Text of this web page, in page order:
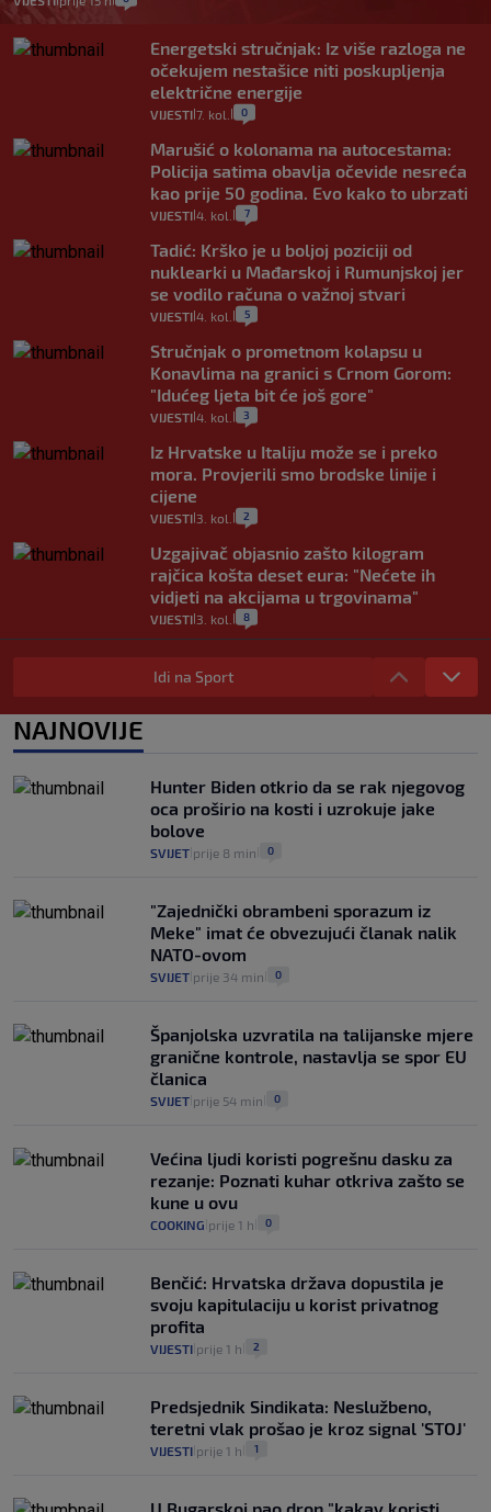
Energetski stručnjak: Iz više razloga ne
očekujem nestašice niti poskupljenja
električne energije
VIJESTI 7. kol. 0
Marušić o kolonama na autocestama:
Policija satima obavlja očevide nesreća
kao prije 50 godina. Evo kako to ubrzati
VIJESTI 4. kol. 7
Tadić: Krško je u boljoj poziciji od
nuklearki u Mađarskoj i Rumunjskoj jer
se vodilo računa o važnoj stvari
VIJESTI 4. kol. 5
Stručnjak o prometnom kolapsu u
Konavlima na granici s Crnom Gorom:
"Idućeg ljeta bit će još gore"
VIJESTI 4. kol. 3
Iz Hrvatske u Italiju može se i preko
mora. Provjerili smo brodske linije i
cijene
VIJESTI 3. kol. 2
Uzgajivač objasnio zašto kilogram
rajčica košta deset eura: "Nećete ih
vidjeti na akcijama u trgovinama"
VIJESTI 3. kol. 8
Selidba je jedno od stresnijih iskustava.
Evo aktualnih cijena i nekoliko savjeta
0
automobilom na Hvar iz Zagreba, a
koliko iz Osijeka
VIJESTI 14
Idi na Sport
NAJNOVIJE
Hunter Biden otkrio da se rak njegovog
oca proširio na kosti i uzrokuje jake
bolove
SVIJET prije 8 min 0
"Zajednički obrambeni sporazum iz
Meke" imat će obvezujući članak nalik
NATO-ovom
SVIJET prije 34 min 0
Španjolska uzvratila na talijanske mjere
granične kontrole, nastavlja se spor EU
članica
SVIJET prije 54 min 0
Većina ljudi koristi pogrešnu dasku za
rezanje: Poznati kuhar otkriva zašto se
kune u ovu
COOKING prije 1 h 0
Benčić: Hrvatska država dopustila je
svoju kapitulaciju u korist privatnog
profita
VIJESTI prije 1 h 2
Predsjednik Sindikata: Neslužbeno,
teretni vlak prošao je kroz signal 'STOJ'
VIJESTI prije 1 h 1